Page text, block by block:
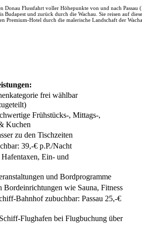
Donau Flussfahrt voller Höhepunkte von und nach Passau
Budapest und zurück durch die Wachau. Sie reisen auf
Premium-Hotel durch die malerische Landschaft der
frei wählbar
Frühstücks-, Mittags-,
Kuchen
zu den Tischzeiten
39,-€ p.P./Nacht
Ein- und
und Bordprogramme
Bordeinrichtungen wie Sauna, Fitness
Bahnhof zubuchbar: Passau 25,-€
Flughafen bei Flugbuchung über